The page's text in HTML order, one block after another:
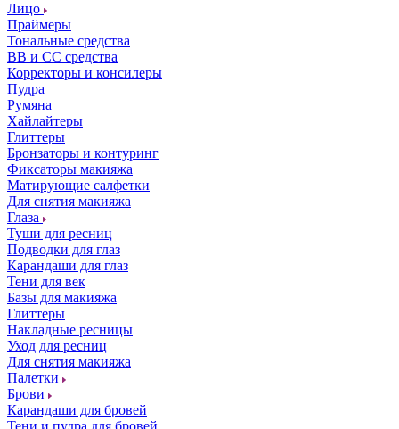
Лицо
Праймеры
Тональные средства
ВВ и СС средства
Корректоры и консилеры
Пудра
Румяна
Хайлайтеры
Глиттеры
Бронзаторы и контуринг
Фиксаторы макияжа
Матирующие салфетки
Для снятия макияжа
Глаза
Туши для ресниц
Подводки для глаз
Карандаши для глаз
Тени для век
Базы для макияжа
Глиттеры
Накладные ресницы
Уход для ресниц
Для снятия макияжа
Палетки
Брови
Карандаши для бровей